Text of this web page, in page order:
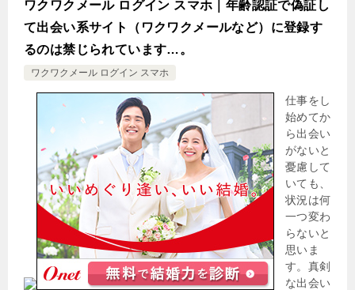
ワクワクメール ログイン スマホ｜年齢認証で偽証し
て出会い系サイト（ワクワクメールなど）に登録す
るのは禁じられています…。
ワクワクメール ログイン スマホ
仕事をし
始めてか
ら出会い
がないと
憂慮して
いても、
状況は何
一つ変わ
らないと
思いま
す。真剣
な出会い